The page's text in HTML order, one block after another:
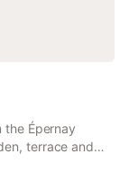
the Épernay
terrace and
its famous